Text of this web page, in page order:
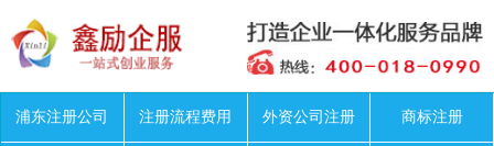
浦东注册公司 注册流程费用 外资公司注册 商标注册